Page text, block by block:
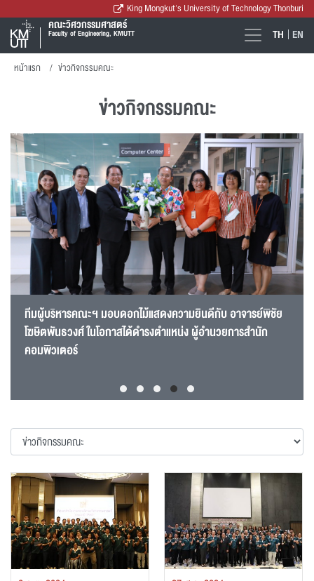
King Mongkut's University of Technology Thonburi
คณะวิศวกรรมศาสตร์
Faculty of Engineering, KMUTT TH EN
หน้าแรก ข่าวกิจกรรมคณะ
ข่าวกิจกรรมคณะ
ทีมผู้บริหารคณะฯ มอบดอกไม้แสดงความยินดีกับ อาจารย์พิชัย
โฆษิตพันธวงศ์ ในโอกาสได้ดำรงตำแหน่ง ผู้อำนวยการสำนัก
คอมพิวเตอร์